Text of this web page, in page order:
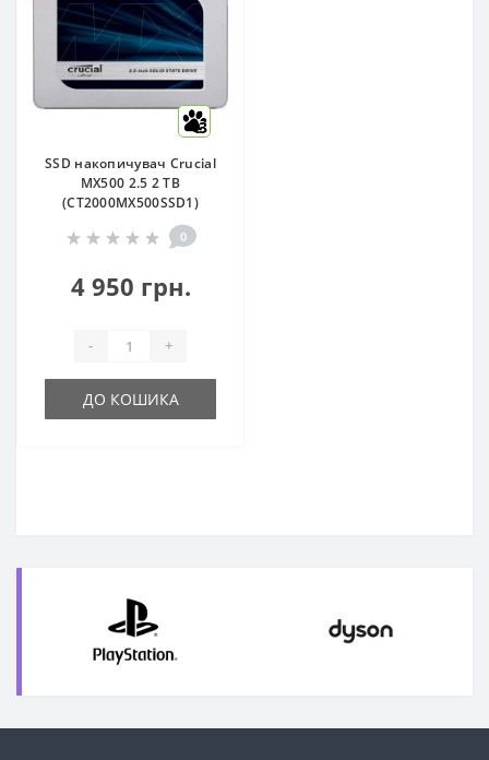
3
SSD накопичувач Crucial
MX500 2.5 2 TB
(CT2000MX500SSD1)
0
4 950 грн.
- +
ДО КОШИКА